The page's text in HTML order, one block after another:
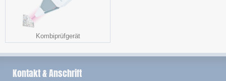
Kombiprüfgerät
Kontakt & Anschrift